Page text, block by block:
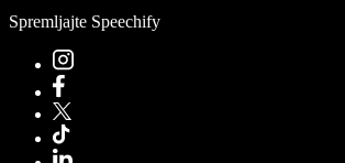
Spremljajte Speechify